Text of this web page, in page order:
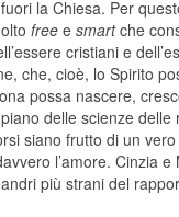
la Chiesa. Per
free e smartche
cristiani e
che, cioè, lo Spirito
possa nascere,
delle scienze
siano frutto di un
l’amore. Cinzia
più strani del